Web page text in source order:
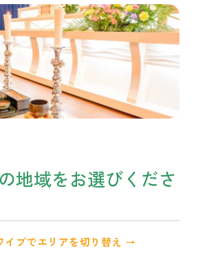
地域をお選びくださ
プでエリアを切り替え →